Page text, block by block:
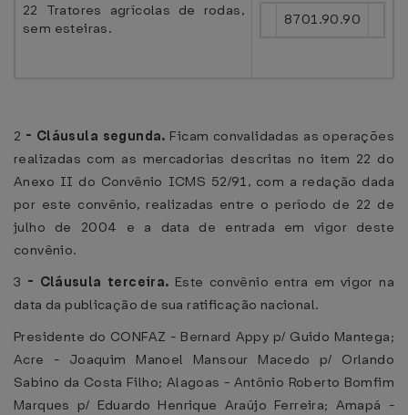
22 Tratores agrícolas de rodas,
sem esteiras.
8701.90.90
2 - Cláusula segunda. Ficam convalidadas as operações
realizadas com as mercadorias descritas no item 22 do
Anexo II do Convênio ICMS 52/91, com a redação dada
por este convênio, realizadas entre o período de 22 de
julho de 2004 e a data de entrada em vigor deste
convênio.
3 - Cláusula terceira. Este convênio entra em vigor na
data da publicação de sua ratificação nacional.
Presidente do CONFAZ - Bernard Appy p/ Guido Mantega;
Acre - Joaquim Manoel Mansour Macedo p/ Orlando
Sabino da Costa Filho; Alagoas - Antônio Roberto Bomfim
Marques p/ Eduardo Henrique Araújo Ferreira; Amapá -